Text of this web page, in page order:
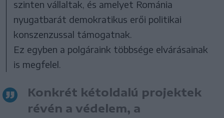
szinten vállaltak, és amelyet Románia
nyugatbarát demokratikus erői politikai
konszenzussal támogatnak.
Ez egyben a polgáraink többsége elvárásainak
is megfelel.
Konkrét kétoldalú projektek
révén a védelem, a